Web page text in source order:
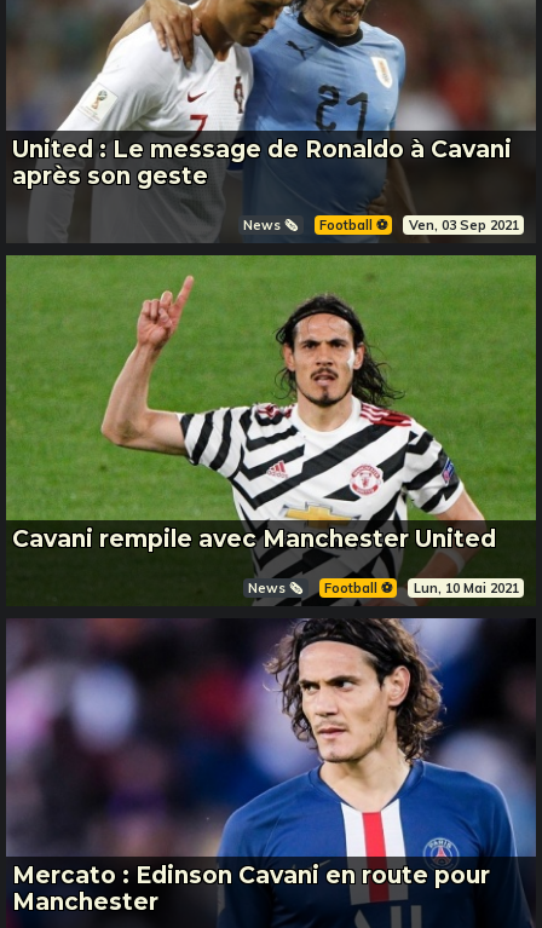
United : Le message de Ronaldo à Cavani
après son geste
News 🗞️ Football ⚽️ Ven, 03 Sep 2021
Cavani rempile avec Manchester United
News 🗞️ Football ⚽️ Lun, 10 Mai 2021
Mercato : Edinson Cavani en route pour
Manchester